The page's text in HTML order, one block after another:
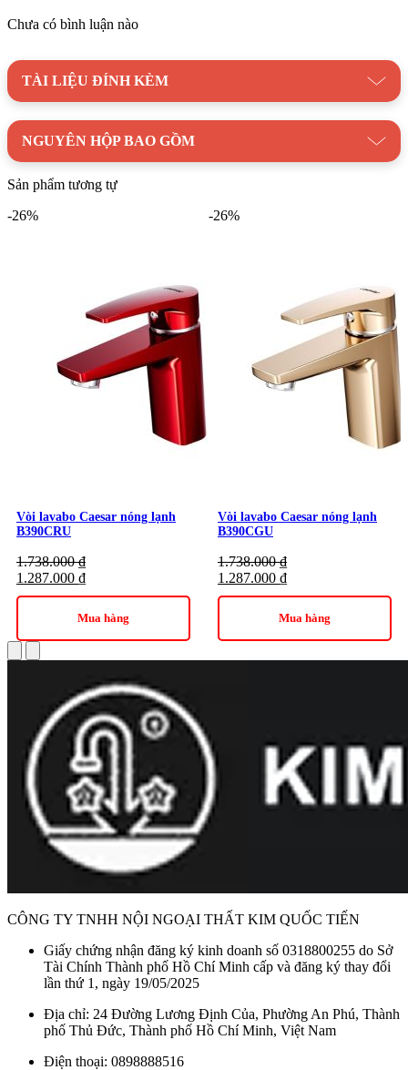
Crom Niken sáng bóng, có độ bền cao và chống gỉ sét tốt.
nước.
Tính năng tiện lợi:
sử dụng đơn giản và vệ sinh.
Giá cả hợp lý:So với các sản phẩm vòi lavabo nóng lạnh
khác trên thị trường, CAESAR B380CP có mức giá khá
Danh mục:|Thiết Bị Vệ Sinh | |Vòi Lavabo
Vòi Lavabo Nóng Lạnh CAESAR
Thương Hiệu:Thiết Bị Vệ Sinh CAESAR
Chưa có bình luận nào
TÀI LIỆU ĐÍNH KÈM
NGUYÊN HỘP BAO GỒM
Sản phẩm tương tự
-26%
Vòi lavabo Caesar nóng lạnh
B390CRU
1.738.000₫
1.287.000 ₫
Mua hàng
-26%
Vòi lavabo Caesar nóng lạnh
B390CGU
1.738.000₫
1.287.000 ₫
Mua hàng
CÔNG TY TNHH NỘI NGOẠI THẤT KIM QUỐC TIẾN
Giấy chứng nhận đăng ký kinh doanh số 0318800255 do Sở
Tài Chính Thành phố Hồ Chí Minh cấp và đăng ký thay đổi
lần thứ 1, ngày 19/05/2025
Địa chỉ: 24 Đường Lương Định Của, Phường An Phú, Thành
phố Thủ Đức, Thành phố Hồ Chí Minh, Việt Nam
Điện thoại: 0898888516